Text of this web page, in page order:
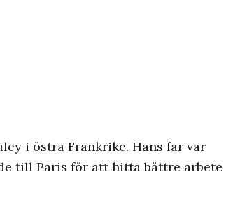
i östra Frankrike. Hans far var
till Paris för att hitta bättre arbete